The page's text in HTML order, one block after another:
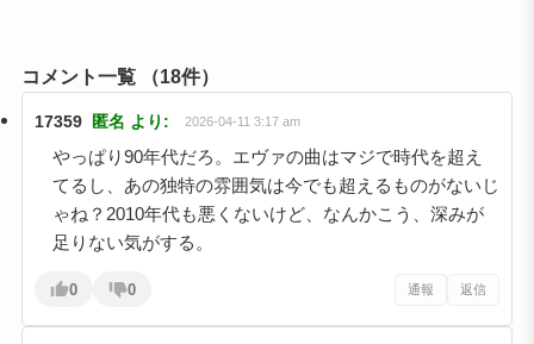
コメント一覧 （18件）
17359 匿名 より: 2026-04-11 3:17 am
やっぱり90年代だろ。エヴァの曲はマジで時代を超え
てるし、あの独特の雰囲気は今でも超えるものがないじ
ゃね？2010年代も悪くないけど、なんかこう、深みが
足りない気がする。
0 0 通報 返信